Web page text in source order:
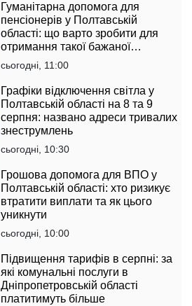
Гуманітарна допомога для
пенсіонерів у Полтавській
області: що варто зробити для
отримання такої бажаної
підтримки
сьогодні, 11:00
Графіки відключення світла у
Полтавській області на 8 та 9
серпня: названо адреси тривалих
знеструмлень
сьогодні, 10:30
Грошова допомога для ВПО у
Полтавській області: хто ризикує
втратити виплати та як цього
уникнути
сьогодні, 10:00
Підвищення тарифів в серпні: за
які комунальні послуги в
Дніпропетровській області
платитимуть більше